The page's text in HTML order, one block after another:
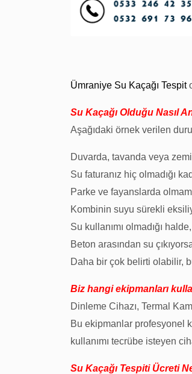
Ümraniye Su Kaçağı Tespit
Su Kaçağı Olduğu Nasıl
Aşağıdaki örnek verilen
Duvarda, tavanda veya
Su faturanız hiç olmadığı
Parke ve fayanslarda
Kombinin suyu sürekli
Su kullanımı olmadığı
Beton arasından su
Daha bir çok belirti olabilir,
Biz hangi ekipmanları
Dinleme Cihazı, Termal
Bu ekipmanlar profesyonel
kullanımı tecrübe isteyen
Su Kaçağı Tespiti Ücreti